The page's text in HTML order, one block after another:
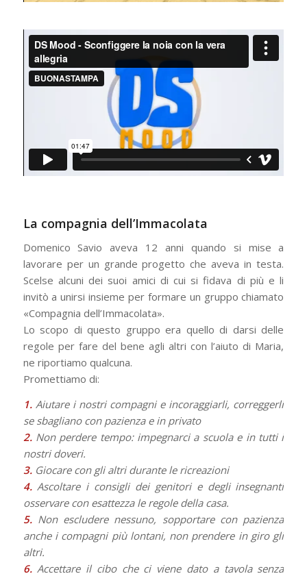
La compagnia dell’Immacolata
Domenico Savio aveva 12 anni quando si mise a
lavorare per un grande progetto che aveva in testa.
Scelse alcuni dei suoi amici di cui si fidava di più e li
invitò a unirsi insieme per formare un gruppo chia­mato
«Compagnia dell’Immacolata».
Lo scopo di questo gruppo era quello di darsi delle
regole per fare del bene agli altri con l’aiuto di Maria,
ne riportiamo qualcuna.
Promettiamo di:
1.Aiutare i nostri compagni e incoraggiarli, correggerli
se sbagliano con pazienza e in privato
2.Non perdere tempo: impegnarci a scuola e in tutti i
nostri doveri.
3.Giocare con gli altri durante le ricreazioni
4.Ascoltare i consigli dei genitori e degli insegnanti
osservare con esattezza le regole della casa.
5.Non escludere nessuno, sopportare con pazienza
anche i compagni più lontani, non prendere in giro gli
altri.
6.Accettare il cibo che ci viene dato a tavola senza